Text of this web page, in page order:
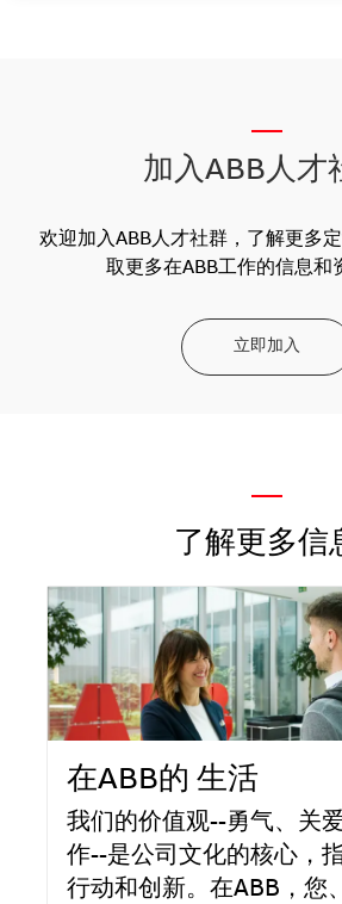
加入ABB人才
欢迎加入ABB人才社群，了解更多
取更多在ABB工作的信息和
立即加入
—
了解更多信
在ABB的 生活
我们的价值观--勇气、关
作--是公司文化的核心，
行动和创新。在ABB，您